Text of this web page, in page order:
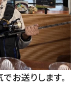
お送りします。